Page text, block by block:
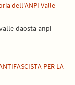
dell'ANPI Valle
daosta-anpi-
PER LA